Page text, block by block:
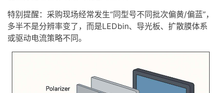
特别提醒：采购现场经常发生“同型号不同批次偏黄/偏蓝”，
多半不是分辨率变了，而是LEDbin、导光板、扩散膜体系
或驱动电流策略不同。